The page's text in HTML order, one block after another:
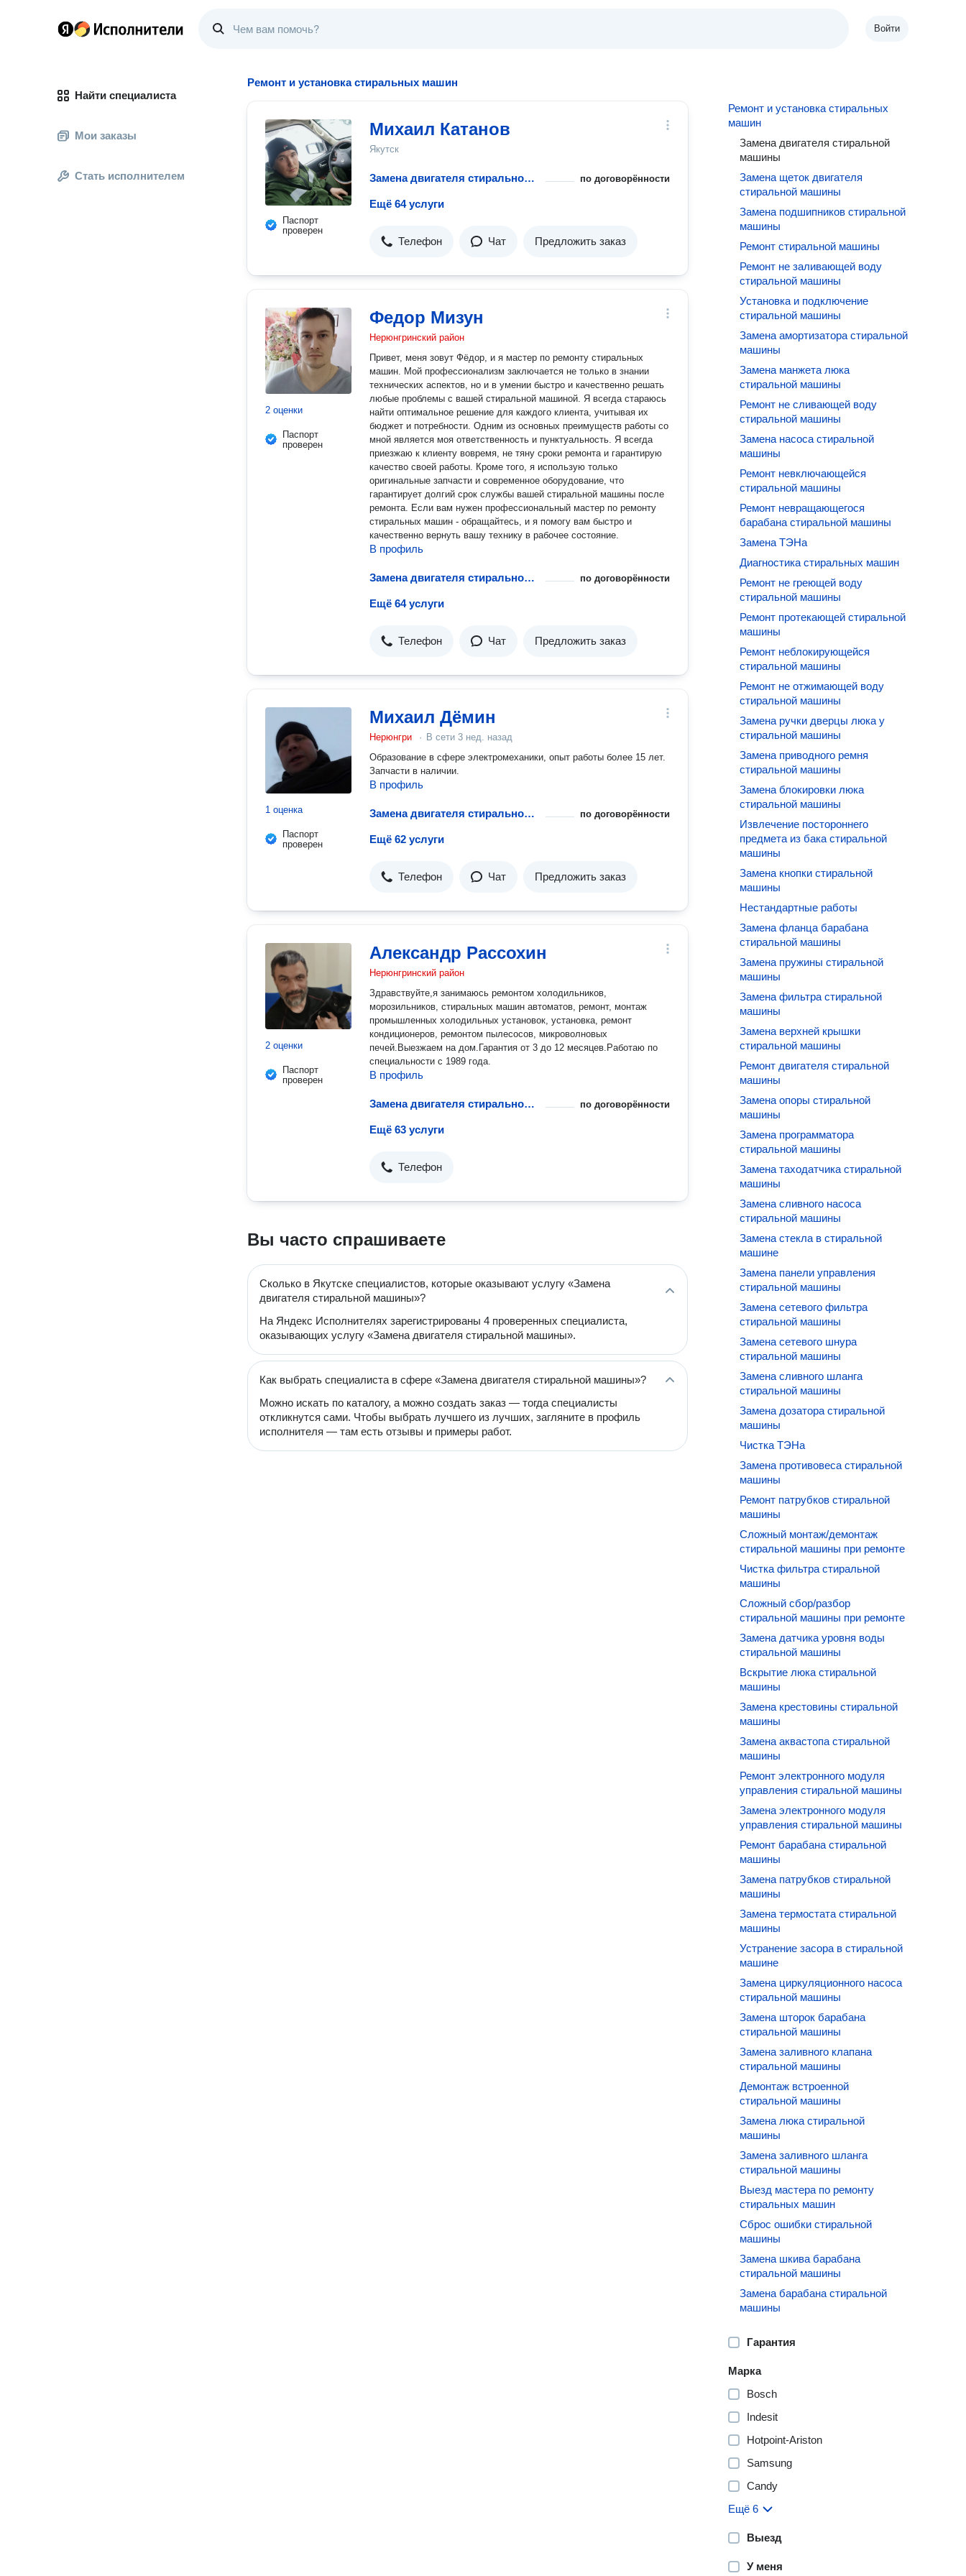
Войти
Найти специалиста
Мои заказы
Стать исполнителем
Ремонт и установка стиральных машин
Паспорт
проверен
Михаил Катанов
Якутск
Замена двигателя стиральной машины по договорённости
Ещё 64 услуги
Телефон Чат Предложить заказ
2 оценки
Паспорт
проверен
Федор Мизун
Нерюнгринский район
Привет, меня зовут Фёдор, и я мастер по ремонту стиральных
машин. Мой профессионализм заключается не только в знании
технических аспектов, но и в умении быстро и качественно решать
любые проблемы с вашей стиральной машиной. Я всегда стараюсь
найти оптимальное решение для каждого клиента, учитывая их
бюджет и потребности. Одним из основных преимуществ работы со
мной является моя ответственность и пунктуальность. Я всегда
приезжаю к клиенту вовремя, не тяну сроки ремонта и гарантирую
качество своей работы. Кроме того, я использую только
оригинальные запчасти и современное оборудование, что
гарантирует долгий срок службы вашей стиральной машины после
ремонта. Если вам нужен профессиональный мастер по ремонту
стиральных машин - обращайтесь, и я помогу вам быстро и
качественно вернуть вашу технику в рабочее состояние.
В профиль
Замена двигателя стиральной машины по договорённости
Ещё 64 услуги
Телефон Чат Предложить заказ
1 оценка
Паспорт
проверен
Михаил Дёмин
Нерюнгри · В сети 3 нед. назад
Образование в сфере электромеханики, опыт работы более 15 лет.
Запчасти в наличии.
В профиль
Замена двигателя стиральной машины по договорённости
Ещё 62 услуги
Телефон Чат Предложить заказ
2 оценки
Паспорт
проверен
Александр Рассохин
Нерюнгринский район
Здравствуйте,я занимаюсь ремонтом холодильников,
морозильников, стиральных машин автоматов, ремонт, монтаж
промышленных холодильных установок, установка, ремонт
кондиционеров, ремонтом пылесосов, микроволновых
печей.Выезжаем на дом.Гарантия от 3 до 12 месяцев.Работаю по
специальности с 1989 года.
В профиль
Замена двигателя стиральной машины по договорённости
Ещё 63 услуги
Телефон
Вы часто спрашиваете
Сколько в Якутске специалистов, которые оказывают услугу «Замена
двигателя стиральной машины»?
На Яндекс Исполнителях зарегистрированы 4 проверенных специалиста,
оказывающих услугу «Замена двигателя стиральной машины».
Как выбрать специалиста в сфере «Замена двигателя стиральной машины»?
Можно искать по каталогу, а можно создать заказ — тогда специалисты
откликнутся сами. Чтобы выбрать лучшего из лучших, загляните в профиль
исполнителя — там есть отзывы и примеры работ.
Ремонт и установка стиральных
машин
Замена двигателя стиральной
машины
Замена щеток двигателя
стиральной машины
Замена подшипников стиральной
машины
Ремонт стиральной машины
Ремонт не заливающей воду
стиральной машины
Установка и подключение
стиральной машины
Замена амортизатора стиральной
машины
Замена манжета люка
стиральной машины
Ремонт не сливающей воду
стиральной машины
Замена насоса стиральной
машины
Ремонт невключающейся
стиральной машины
Ремонт невращающегося
барабана стиральной машины
Замена ТЭНа
Диагностика стиральных машин
Ремонт не греющей воду
стиральной машины
Ремонт протекающей стиральной
машины
Ремонт неблокирующейся
стиральной машины
Ремонт не отжимающей воду
стиральной машины
Замена ручки дверцы люка у
стиральной машины
Замена приводного ремня
стиральной машины
Замена блокировки люка
стиральной машины
Извлечение постороннего
предмета из бака стиральной
машины
Замена кнопки стиральной
машины
Нестандартные работы
Замена фланца барабана
стиральной машины
Замена пружины стиральной
машины
Замена фильтра стиральной
машины
Замена верхней крышки
стиральной машины
Ремонт двигателя стиральной
машины
Замена опоры стиральной
машины
Замена программатора
стиральной машины
Замена таходатчика стиральной
машины
Замена сливного насоса
стиральной машины
Замена стекла в стиральной
машине
Замена панели управления
стиральной машины
Замена сетевого фильтра
стиральной машины
Замена сетевого шнура
стиральной машины
Замена сливного шланга
стиральной машины
Замена дозатора стиральной
машины
Чистка ТЭНа
Замена противовеса стиральной
машины
Ремонт патрубков стиральной
машины
Сложный монтаж/демонтаж
стиральной машины при ремонте
Чистка фильтра стиральной
машины
Сложный сбор/разбор
стиральной машины при ремонте
Замена датчика уровня воды
стиральной машины
Вскрытие люка стиральной
машины
Замена крестовины стиральной
машины
Замена аквастопа стиральной
машины
Ремонт электронного модуля
управления стиральной машины
Замена электронного модуля
управления стиральной машины
Ремонт барабана стиральной
машины
Замена патрубков стиральной
машины
Замена термостата стиральной
машины
Устранение засора в стиральной
машине
Замена циркуляционного насоса
стиральной машины
Замена шторок барабана
стиральной машины
Замена заливного клапана
стиральной машины
Демонтаж встроенной
стиральной машины
Замена люка стиральной
машины
Замена заливного шланга
стиральной машины
Выезд мастера по ремонту
стиральных машин
Сброс ошибки стиральной
машины
Замена шкива барабана
стиральной машины
Замена барабана стиральной
машины
Гарантия
Марка
Bosch
Indesit
Hotpoint-Ariston
Samsung
Candy
Ещё 6
Выезд
У меня